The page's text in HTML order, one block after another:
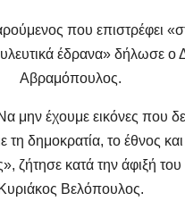
που επιστρέφει
έδρανα» δήλωσε ο
Αβραμόπουλος.
μην έχουμε εικόνες που
τη δημοκρατία, το έθνος και
ζήτησε κατά την άφιξή του
Κυριάκος Βελόπουλος.